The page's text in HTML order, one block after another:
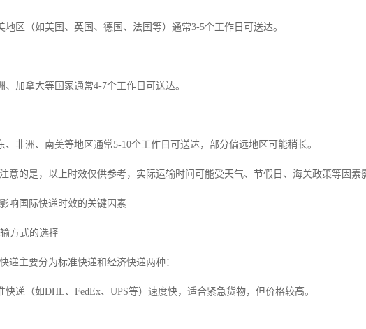
地区（如美国、英国、德国、法国等）通常3-5个工作日可送达。
、加拿大等国家通常4-7个工作日可送达。
、非洲、南美等地区通常5-10个工作日可送达，部分偏远地区可能稍长。
意的是，以上时效仅供参考，实际运输时间可能受天气、节假日、海关政策等因素
响国际快递时效的关键因素
方式的选择
递主要分为标准快递和经济快递两种：
快递（如DHL、FedEx、UPS等）速度快，适合紧急货物，但价格较高。